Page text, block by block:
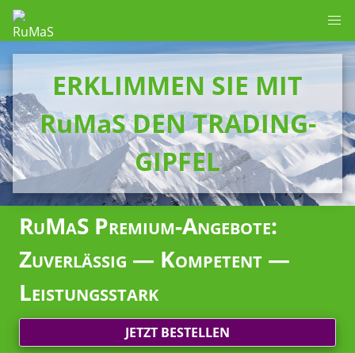
ERKLIMMEN SIE MIT
RuMaS DEN TRADING-
GIPFEL
RuMaS Premium-Angebote:
Zuverlässig — Kompetent —
Leistungsstark
JETZT BESTELLEN